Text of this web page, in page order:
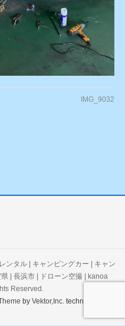
IMG_9032
ンタル | キャンピングカー | キャン
| 長浜市 | ドローン空撮 | kanoa
Reserved.
byVektor,Inc. technology.